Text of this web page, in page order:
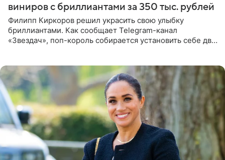
виниров с бриллиантами за 350 тыс. рублей
Филипп Киркоров решил украсить свою улыбку
бриллиантами. Как сообщает Telegram-канал
«Звездач», поп-король собирается установить себе два